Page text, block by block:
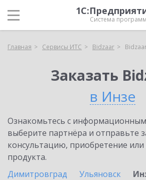
Система программ
Главная Сервисы ИТС Bidzaar
Заказать
в Инзе
Ознакомьтесь с
выберите партнёра и отправьте
консультацию, приобретение
продукта.
Димитровград
Ульяновск